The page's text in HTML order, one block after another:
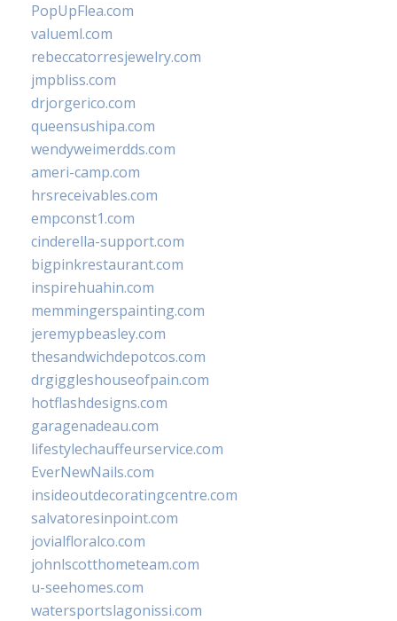
PopUpFlea.com
valueml.com
rebeccatorresjewelry.com
jmpbliss.com
drjorgerico.com
queensushipa.com
wendyweimerdds.com
ameri-camp.com
hrsreceivables.com
empconst1.com
cinderella-support.com
bigpinkrestaurant.com
inspirehuahin.com
memmingerspainting.com
jeremypbeasley.com
thesandwichdepotcos.com
drgiggleshouseofpain.com
hotflashdesigns.com
garagenadeau.com
lifestylechauffeurservice.com
EverNewNails.com
insideoutdecoratingcentre.com
salvatoresinpoint.com
jovialfloralco.com
johnlscotthometeam.com
u-seehomes.com
watersportslagonissi.com